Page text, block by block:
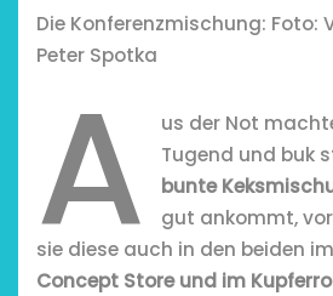
Die Konferenzmischung: Foto:
Peter Spotka
A
us der Not
Tugend und buk
bunte
gut ankommt,
sie diese auch in den beiden im
Concept Store und im